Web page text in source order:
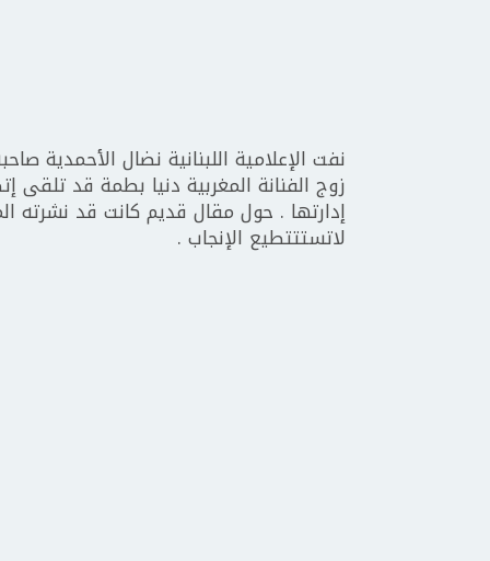
نفت الإعلامية اللبنانية نضال الأحمدية
زوج الفنانة المغربية دنيا بطمة قد تلقى
إدارتها . حول مقال قديم كانت قد نشرته
لاتستتتطيع الإنجاب .